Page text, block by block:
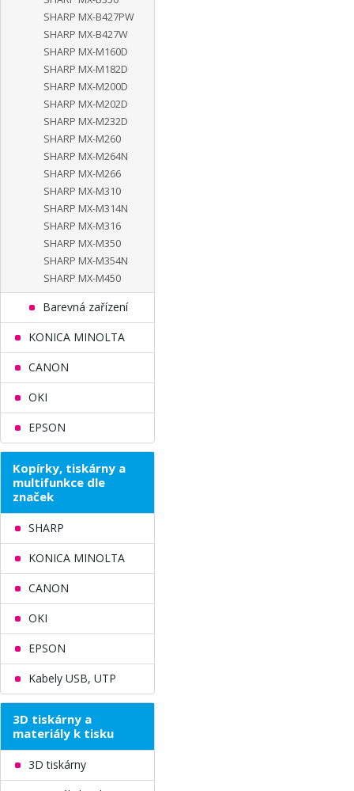
SHARP MX-B427PW
SHARP MX-B427W
SHARP MX-M160D
SHARP MX-M182D
SHARP MX-M200D
SHARP MX-M202D
SHARP MX-M232D
SHARP MX-M260
SHARP MX-M264N
SHARP MX-M266
SHARP MX-M310
SHARP MX-M314N
SHARP MX-M316
SHARP MX-M350
SHARP MX-M354N
SHARP MX-M450
Barevná zařízení
KONICA MINOLTA
CANON
OKI
EPSON
Kopírky, tiskárny a
multifunkce dle
značek
SHARP
KONICA MINOLTA
CANON
OKI
EPSON
Kabely USB, UTP
3D tiskárny a
materiály k tisku
3D tiskárny